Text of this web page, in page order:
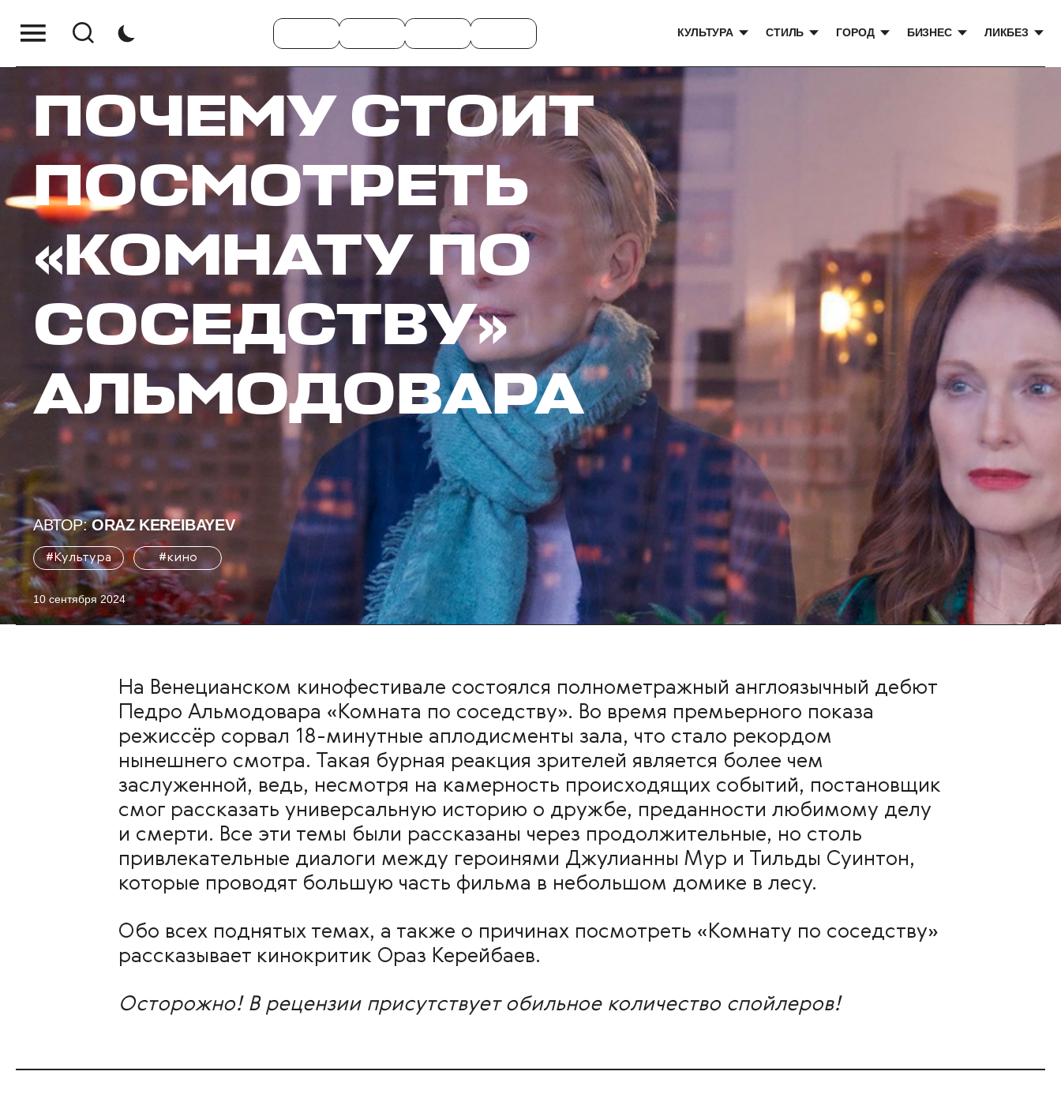
КУЛЬТУРА СТИЛЬ ГОРОД БИЗНЕС ЛИКБЕЗ
ПОЧЕМУ СТОИТ
ПОСМОТРЕТЬ
«КОМНАТУ ПО
СОСЕДСТВУ»
АЛЬМОДОВАРА
АВТОР:ORAZ KEREIBAYEV
#Культура #кино
10 сентября 2024
На Венецианском кинофестивале состоялся полнометражный англоязычный дебют
Педро Альмодовара «Комната по соседству». Во время премьерного показа
режиссёр сорвал 18-минутные аплодисменты зала, что стало рекордом
нынешнего смотра. Такая бурная реакция зрителей является более чем
заслуженной, ведь, несмотря на камерность происходящих событий, постановщик
смог рассказать универсальную историю о дружбе, преданности любимому делу
и смерти. Все эти темы были рассказаны через продолжительные, но столь
привлекательные диалоги между героинями Джулианны Мур и Тильды Суинтон,
которые проводят большую часть фильма в небольшом домике в лесу.
Обо всех поднятых темах, а также о причинах посмотреть «Комнату по соседству»
рассказывает кинокритик Ораз Керейбаев.
Осторожно! В рецензии присутствует обильное количество спойлеров!